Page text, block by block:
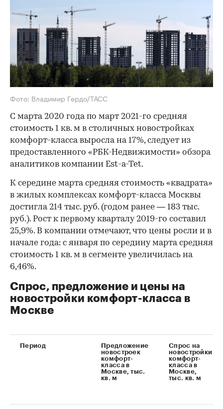
Фото: Владимир Гердо/ТАСС
С марта 2020 года по март 2021-го средняя
стоимость 1 кв. м в столичных новостройках
комфорт-класса выросла на 17%, следует из
предоставленного «РБК-Недвижимости» обзора
аналитиков компании Est-a-Tet.
К середине марта средняя стоимость «квадрата»
в жилых комплексах комфорт-класса Москвы
достигла 214 тыс. руб. (годом ранее — 183 тыс.
руб.). Рост к первому кварталу 2019-го составил
25,9%. В компании отмечают, что цены росли и в
начале года: с января по середину марта средняя
стоимость 1 кв. м в сегменте увеличилась на
6,46%.
Спрос, предложение и цены на
новостройки комфорт-класса в
Москве
Период
Предложение
новостроек
комфорт-
класса в
Москве, тыс.
кв. м
Спрос на
новостройки
комфорт-
класса в
Москве,
тыс. кв. м